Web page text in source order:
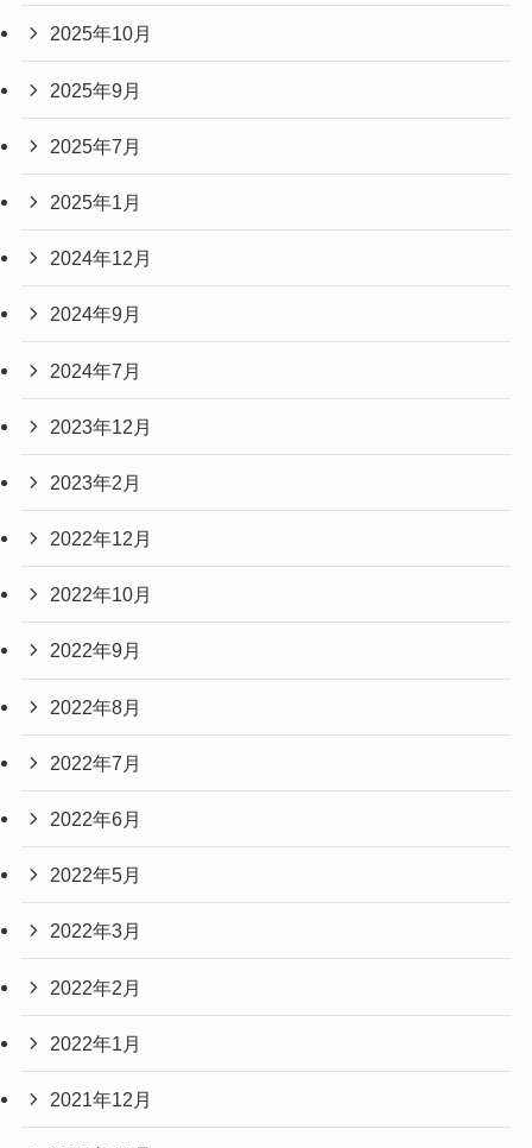
2025年10月
2025年9月
2025年7月
2025年1月
2024年12月
2024年9月
2024年7月
2023年12月
2023年2月
2022年12月
2022年10月
2022年9月
2022年8月
2022年7月
2022年6月
2022年5月
2022年3月
2022年2月
2022年1月
2021年12月